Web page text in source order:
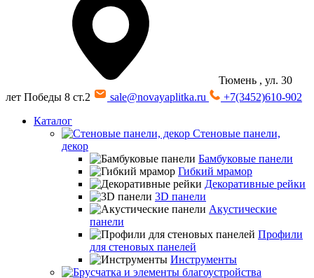
Тюмень , ул. 30
лет Победы 8 ст.2
sale@novayaplitka.ru
+7(3452)610-902
Каталог
Стеновые панели,
декор
Бамбуковые панели
Гибкий мрамор
Декоративные рейки
3D панели
Акустические
панели
Профили
для стеновых панелей
Инструменты